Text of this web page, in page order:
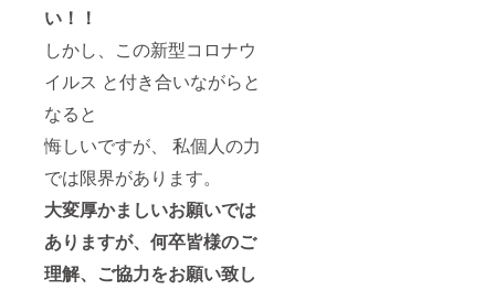
い！！
しかし、この新型コロナウ
イルス と付き合いながらと
なると
悔しいですが、 私個人の力
では限界があります。
大変厚かましいお願いでは
ありますが、何卒皆様のご
理解、ご協力をお願い致し